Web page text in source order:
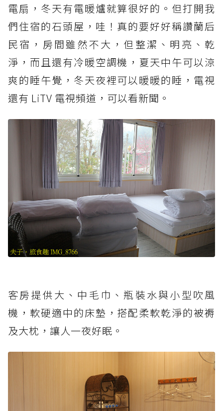
電扇，冬天有電暖爐就算很好的。但打開我
們住宿的石頭屋，哇！真的要好好稱讚蘭后
民宿，房間雖然不大，但整潔、明亮、乾
淨，而且還有冷暖空調機，夏天中午可以涼
爽的睡午覺，冬天夜裡可以暖暖的睡，電視
還有 LiTV 電視頻道，可以看新聞。
客房提供大、中毛巾、瓶裝水與小型吹風
機，軟硬適中的床墊，搭配柔軟乾淨的被褥
及大枕，讓人一夜好眠。